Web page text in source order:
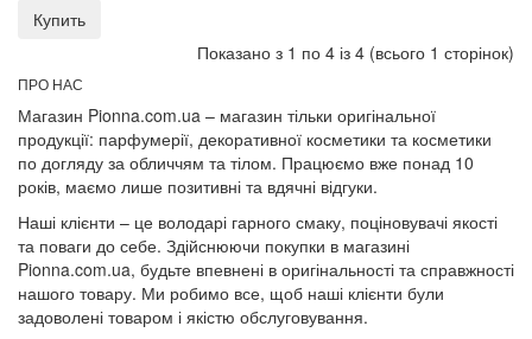
Купить
Показано з 1 по 4 із 4 (всього 1 сторінок)
ПРО НАС
Магазин Pionna.com.ua – магазин тільки оригінальної
продукції: парфумерії, декоративної косметики та косметики
по догляду за обличчям та тілом. Працюємо вже понад 10
років, маємо лише позитивні та вдячні відгуки.
Наші клієнти – це володарі гарного смаку, поціновувачі якості
та поваги до себе. Здійснюючи покупки в магазині
Pionna.com.ua, будьте впевнені в оригінальності та справжності
нашого товару. Ми робимо все, щоб наші клієнти були
задоволені товаром і якістю обслуговування.